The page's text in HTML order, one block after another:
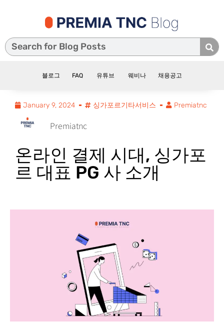
블로그 FAQ 유튜브 웨비나 채용공고
January 9, 2024 싱가포르기타서비스 Premiatnc
Premiatnc
온라인 결제 시대, 싱가포
르 대표 PG 사 소개